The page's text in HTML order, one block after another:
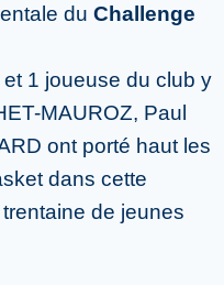
du Challenge
1 joueuse du club y
MAUROZ, Paul
ont porté haut les
dans cette
de jeunes